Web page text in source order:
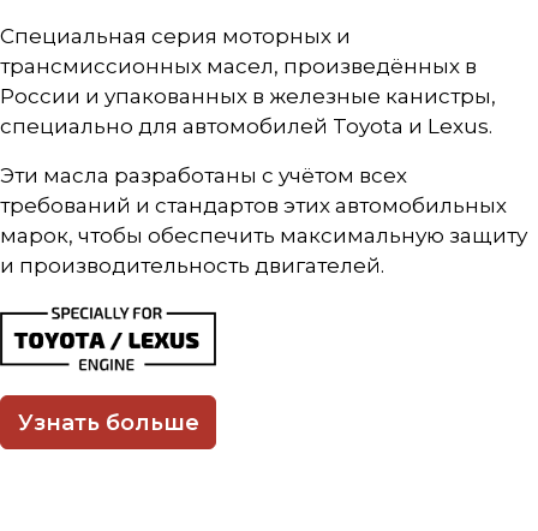
Специальная серия моторных и
трансмиссионных масел, произведённых в
России и упакованных в железные канистры,
специально для автомобилей Toyota и Lexus.
Эти масла разработаны с учётом всех
требований и стандартов этих автомобильных
марок, чтобы обеспечить максимальную защиту
и производительность двигателей.
Узнать больше